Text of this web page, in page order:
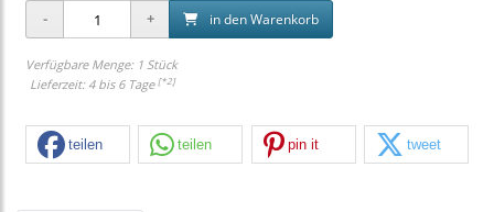
in den Warenkorb
Verfügbare Menge: 1 Stück
Lieferzeit: 4 bis 6 Tage [*2]
teilen teilen pin it tweet